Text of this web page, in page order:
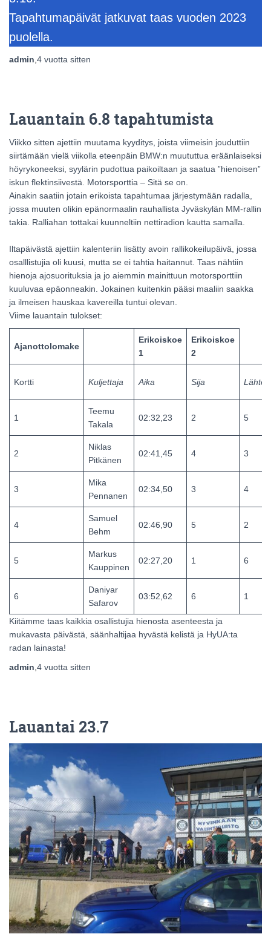
Tapahtumapäivät jatkuvat taas vuoden 2023
puolella.
admin 4 vuotta sitten
Lauantain 6.8 tapahtumista
Viikko sitten ajettiin muutama kyyditys, joista viimeisin jouduttiin
siirtämään vielä viikolla eteenpäin BMW:n muututtua eräänlaiseksi
höyrykoneeksi, syylärin pudottua paikoiltaan ja saatua ”hienoisen”
iskun flektinsiivestä. Motorsporttia – Sitä se on.
Ainakin saatiin jotain erikoista tapahtumaa järjestymään radalla,
jossa muuten olikin epänormaalin rauhallista Jyväskylän MM-rallin
takia. Ralliahan tottakai kuunneltiin nettiradion kautta samalla.
Iltapäivästä ajettiin kalenteriin lisätty avoin rallikokeilupäivä, jossa
osalllistujia oli kuusi, mutta se ei tahtia haitannut. Taas nähtiin
hienoja ajosuorituksia ja jo aiemmin mainittuun motorsporttiin
kuuluvaa epäonneakin. Jokainen kuitenkin pääsi maaliin saakka
ja ilmeisen hauskaa kavereilla tuntui olevan.
Viime lauantain tulokset:
Ajanottolomake
Erikoiskoe
1
Erikoiskoe
2
Kortti Kuljettaja Aika Sija Lähtö
1
Teemu
Takala
02:32,23 2 5
2
Niklas
Pitkänen
02:41,45 4 3
3
Mika
Pennanen
02:34,50 3 4
4
Samuel
Behm
02:46,90 5 2
5
Markus
Kauppinen
02:27,20 1 6
6
Daniyar
Safarov
03:52,62 6 1
Kiitämme taas kaikkia osallistujia hienosta asenteesta ja
mukavasta päivästä, säänhaltijaa hyvästä kelistä ja HyUA:ta
radan lainasta!
admin 4 vuotta sitten
Lauantai 23.7